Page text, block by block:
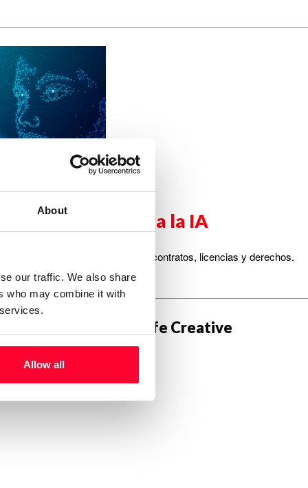
About
our traffic. We also share
who may combine it with
Allow all
de doblaje contra la IA
de proteger su uso en contratos, licencias y derechos.
suscriptores de Safe Creative
Ya soy usuario